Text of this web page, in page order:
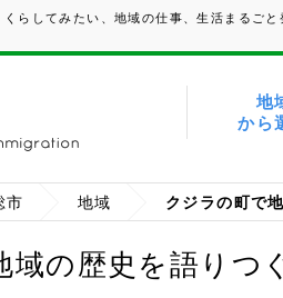
らしてみたい、地域の仕事、生活まるごと
地
から
市 地域 クジラの町で
域の歴史を語りつ